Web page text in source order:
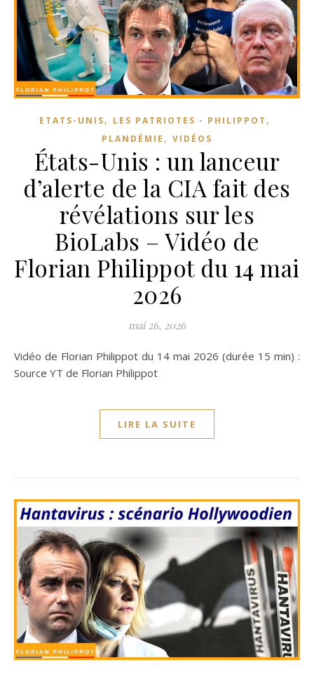
ETATS-UNIS, LES PATRIOTES - PHILIPPOT ,
PLANDÉMIE , VIDÉOS
États-Unis : un lanceur
d’alerte de la CIA fait des
révélations sur les
BioLabs – Vidéo de
Florian Philippot du 14 mai
2026
mai 26, 2026
Vidéo de Florian Philippot du 14 mai 2026 (durée 15 min) :
Source YT de Florian Philippot
LIRE LA SUITE